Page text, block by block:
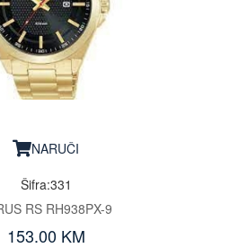
NARUČI
Šifra:331
RS RH938PX-9
153.00 KM